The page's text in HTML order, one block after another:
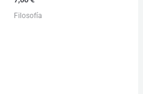
Filosofía